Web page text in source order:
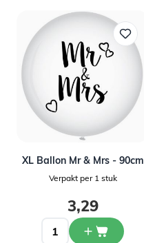
XL Ballon Mr & Mrs - 90cm
Verpakt per 1 stuk
3,29